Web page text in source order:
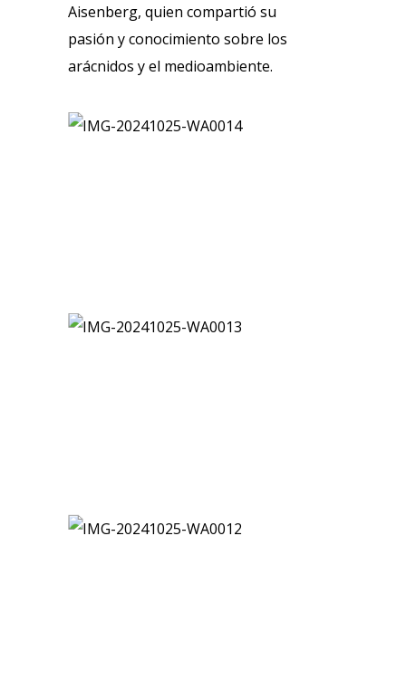
Aisenberg, quien compartió su
pasión y conocimiento sobre los
arácnidos y el medioambiente.